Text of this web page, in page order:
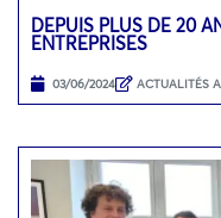
DEPUIS PLUS DE 20
ENTREPRISES
03/06/2024 ACTUALITÉS